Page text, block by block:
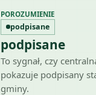
POROZUMIENIE
podpisane
podpisane
To sygnał, czy
pokazuje podpisany
gminy.